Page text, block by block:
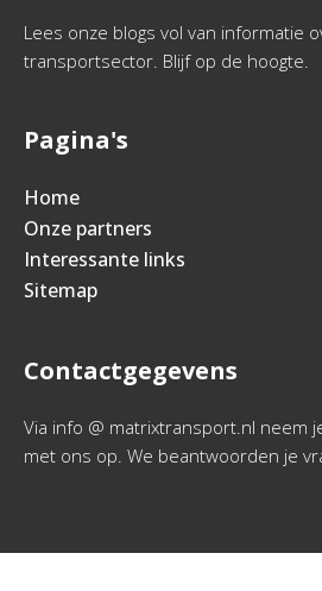
Lees onze blogs vol van informatie
transportsector. Blijf op de hoogte.
Pagina's
Home
Onze partners
Interessante links
Sitemap
Contactgegevens
Via info @ matrixtransport.nl neem
met ons op. We beantwoorden je